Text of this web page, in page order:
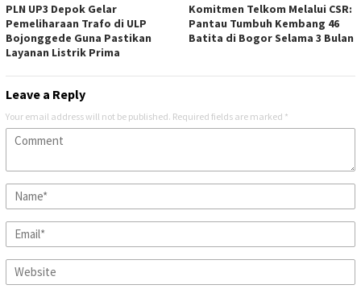
PLN UP3 Depok Gelar
Pemeliharaan Trafo di ULP
Bojonggede Guna Pastikan
Layanan Listrik Prima
Komitmen Telkom Melalui CSR:
Pantau Tumbuh Kembang 46
Batita di Bogor Selama 3 Bulan
Leave a Reply
Your email address will not be published. Required fields are marked *